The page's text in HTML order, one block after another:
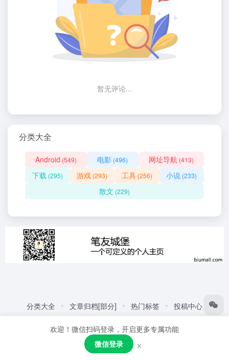
暂无评论...
分类大全
Android (549) 电影 (496) 网址导航 (413)
下载 (295) 游戏 (293) 工具(256) 小说 (233)
散文 (229)
分类大全 文章归档[部分] 热门标签
投稿中心
笔友城堡 - 阅读是一种生活方式
2021001387号 粤公网安备44030002005109号
欢迎！微信扫码登录，开启更多专属功能
微信登录
×